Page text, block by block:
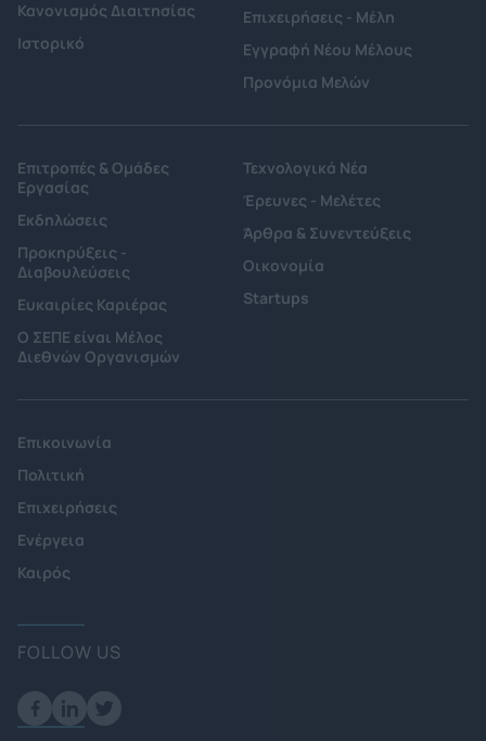
Κανονισμός Διαιτησίας
Ιστορικό
Επιχειρήσεις - Μέλη
Εγγραφή Νέου Μέλους
Προνόμια Μελών
Επιτροπές & Ομάδες
Εργασίας
Εκδηλώσεις
Προκηρύξεις -
Διαβουλεύσεις
Ευκαιρίες Καριέρας
Ο ΣΕΠΕ είναι Μέλος
Διεθνών Οργανισμών
Τεχνολογικά Νέα
Έρευνες - Μελέτες
Άρθρα & Συνεντεύξεις
Οικονομία
Startups
Επικοινωνία
Πολιτική
Επιχειρήσεις
Ενέργεια
Καιρός
FOLLOW US